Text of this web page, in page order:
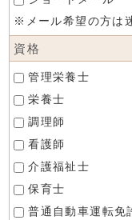
※メール希望の方は
資格
管理栄養士
栄養士
調理師
看護師
介護福祉士
保育士
普通自動車運転免